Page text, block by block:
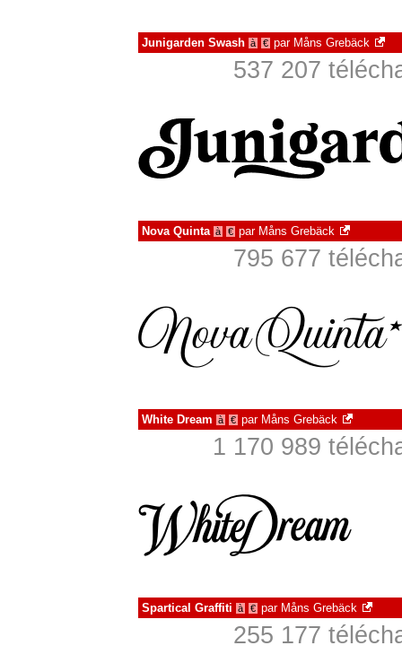
Junigarden Swash à € par Måns Grebäck
537 207
Nova Quinta à € par Måns Grebäck
795 677
White Dream à € par Måns Grebäck
1 170 989
Spartical Graffiti à € par Måns Grebäck
255 177